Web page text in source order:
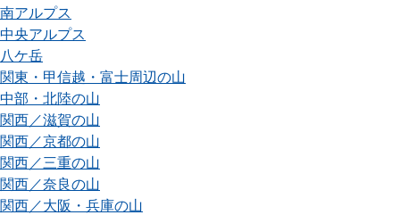
南アルプス
中央アルプス
八ケ岳
関東・甲信越・富士周辺の山
中部・北陸の山
関西／滋賀の山
関西／京都の山
関西／三重の山
関西／奈良の山
関西／大阪・兵庫の山